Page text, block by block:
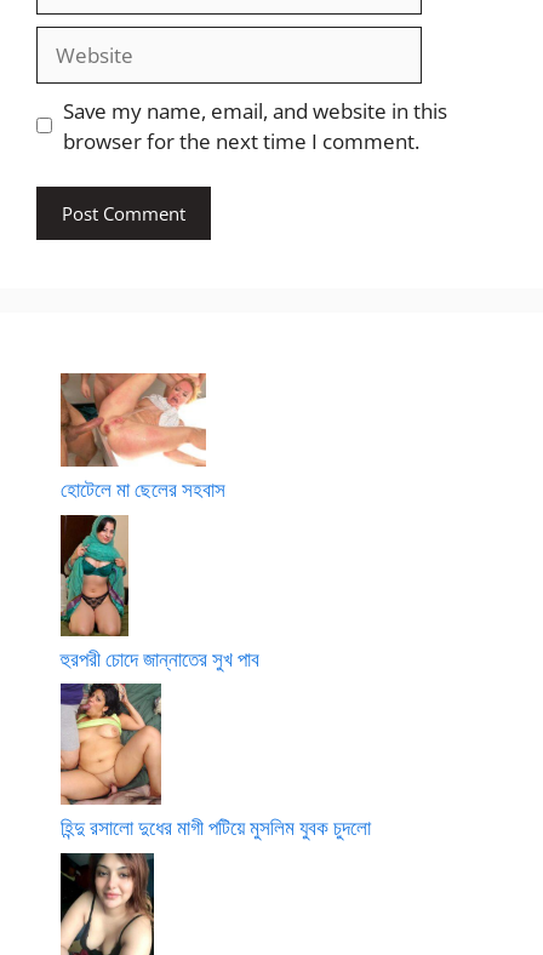
Save my name, email, and website in this
browser for the next time I comment.
হোটেলে মা ছেলের সহবাস
হুরপরী চোদে জান্নাতের সুখ পাব
হিন্দু রসালো দুধের মাগী পটিয়ে মুসলিম যুবক চুদলো